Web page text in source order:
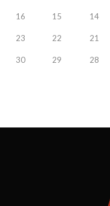
14
15
16
21
22
23
28
29
30